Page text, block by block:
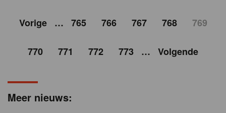
Meer nieuws:
Vorige … 765 766 767 768 769
770 771 772 773 … Volgende